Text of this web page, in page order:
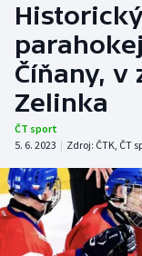
Hokej
Tenis
Atletika
DALŠÍ SPORTY
Americký fotbal
NEPŘEHLÉDNĚTE
Číňany, v
Zelinka
ČT sport
5. 6. 2023 | Zdroj: ČTK, ČT